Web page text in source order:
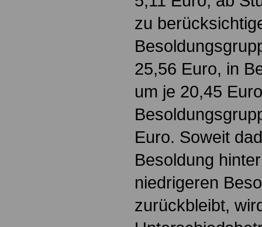
zu
25,56 Euro, in
um je 20,45
Euro. Soweit
Besoldung
niedrigeren
zurückbleibt,